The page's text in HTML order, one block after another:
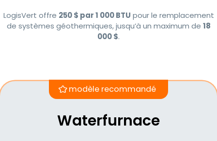
LogisVert offre 250 $ par 1 000 BTU pour le remplacement
de systèmes géothermiques, jusqu’à un maximum de 18
000 $.
modèle recommandé
Waterfurnace